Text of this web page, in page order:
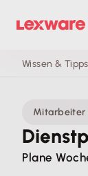
Wissen & Tipps
Mitarbeiter
Plane